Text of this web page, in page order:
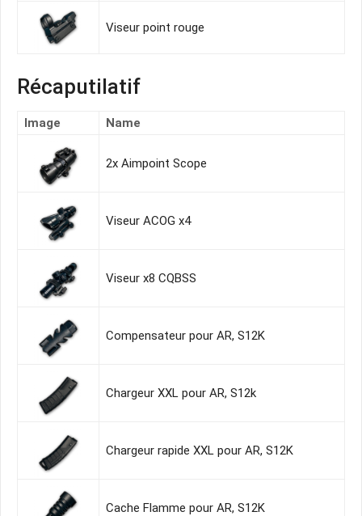
Viseur point rouge
Récaputilatif
Image Name
2x Aimpoint Scope
Viseur ACOG x4
Viseur x8 CQBSS
Compensateur pour AR, S12K
Chargeur XXL pour AR, S12k
Chargeur rapide XXL pour AR, S12K
Cache Flamme pour AR, S12K